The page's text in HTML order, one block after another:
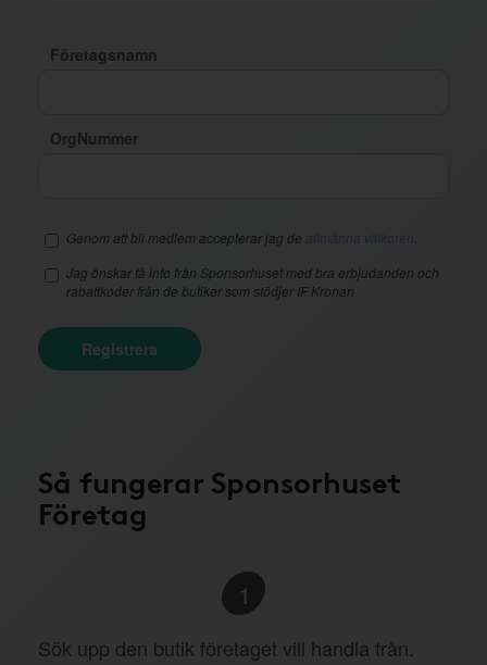
Företagsnamn
OrgNummer
Genom att bli medlem accepterar jag de
Jag önskar få info från Sponsorhuset med bra erbjudanden och
rabattkoder från de butiker som stödjer IF Kronan
Registrera
Så fungerar Sponsorhuset
Företag
1
Sök upp den butik företaget vill handla från.